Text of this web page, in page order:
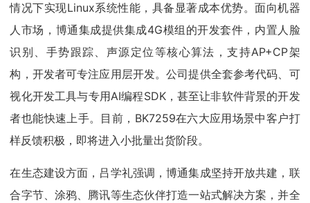
情况下实现Linux系统性能，具备显著成本优势。面向机器
人市场，博通集成提供集成4G模组的开发套件，内置人脸
识别、手势跟踪、声源定位等核心算法，支持AP+CP架
构，开发者可专注应用层开发。公司提供全套参考代码、可
视化开发工具与专用AI编程SDK，甚至让非软件背景的开发
者也能快速上手。目前，BK7259在六大应用场景中客户打
样反馈积极，即将进入小批量出货阶段。
在生态建设方面，吕学礼强调，博通集成坚持开放共建，联
合字节、涂鸦、腾讯等生态伙伴打造一站式解决方案，并全